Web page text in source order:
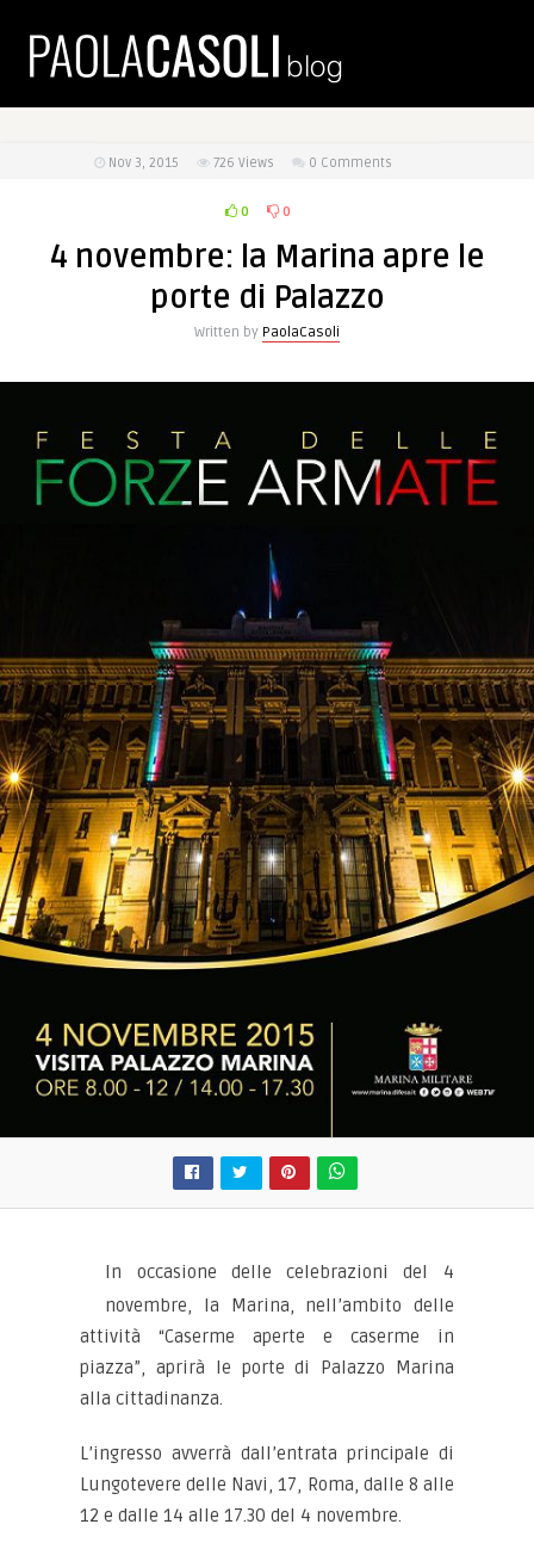
Nov 3, 2015 726 Views 0 Comments
0 0
4 novembre: la Marina apre le
porte di Palazzo
Written by PaolaCasoli
In occasione delle celebrazioni del 4
novembre, la Marina, nell’ambito delle
attività “Caserme aperte e caserme in
piazza”, aprirà le porte di Palazzo Marina
alla cittadinanza.
L’ingresso avverrà dall’entrata principale di
Lungotevere delle Navi, 17, Roma, dalle 8 alle
12 e dalle 14 alle 17.30 del 4 novembre.